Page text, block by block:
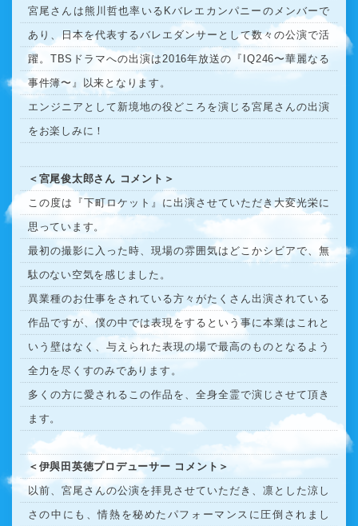
宮尾さんは熊川哲也率いるKバレエカンパニーのメンバーで
あり、日本を代表するバレエダンサーとして数々の公演で活
躍。TBSドラマへの出演は2016年放送の『IQ246〜華麗なる
事件簿〜』以来となります。
エンジニアとして新境地の役どころを演じる宮尾さんの出演
をお楽しみに！
＜宮尾俊太郎さん コメント＞
この度は『下町ロケット』に出演させていただき大変光栄に
思っています。
最初の撮影に入った時、現場の雰囲気はどこかシビアで、無
駄のない空気を感じました。
異業種のお仕事をされている方々がたくさん出演されている
作品ですが、僕の中では表現をするという事に本業はこれと
いう壁はなく、与えられた表現の場で最高のものとなるよう
全力を尽くすのみであります。
多くの方に愛されるこの作品を、全身全霊で演じさせて頂き
ます。
＜伊與田英徳プロデューサー コメント＞
以前、宮尾さんの公演を拝見させていただき、凛とした涼し
さの中にも、情熱を秘めたパフォーマンスに圧倒されまし